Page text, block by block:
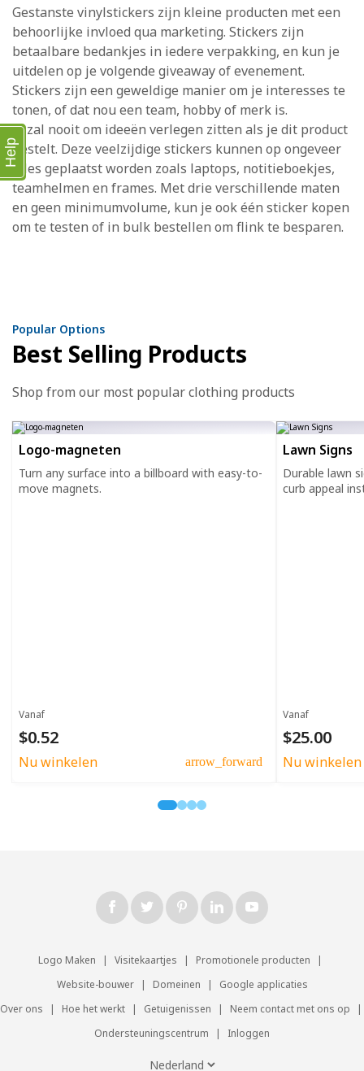
Gestanste vinylstickers zijn kleine producten met een
behoorlijke invloed qua marketing. Stickers zijn
betaalbare bedankjes in iedere verpakking, en kun je
uitdelen op je volgende giveaway of evenement.
Stickers zijn een geweldige manier om je interesses te
tonen, of dat nou een team, hobby of merk is.
Je zal nooit om ideeën verlegen zitten als je dit product
bestelt. Deze veelzijdige stickers kunnen op ongeveer
alles geplaatst worden zoals laptops, notitieboekjes,
teamhelmen en frames. Met drie verschillende maten
en geen minimumvolume, kun je ook één sticker kopen
om te testen of in bulk bestellen om flink te besparen.
Popular Options
Best Selling Products
Shop from our most popular clothing products
Logo-magneten
Turn any surface into a billboard with easy-to-
move magnets.
Vanaf
$0.52
Nu winkelen arrow_forward
Lawn Signs
Durable lawn
curb appeal
Vanaf
$25.00
Nu winkelen
Logo Maken | Visitekaartjes | Promotionele producten
|
Website-bouwer
| Domeinen |
Google applicaties
Over ons
| Hoe het werkt | Getuigenissen | Neem contact met ons op
|
Ondersteuningscentrum
| Inloggen
Help